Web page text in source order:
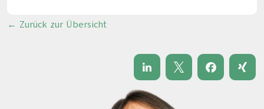
← Zurück zur Übersicht